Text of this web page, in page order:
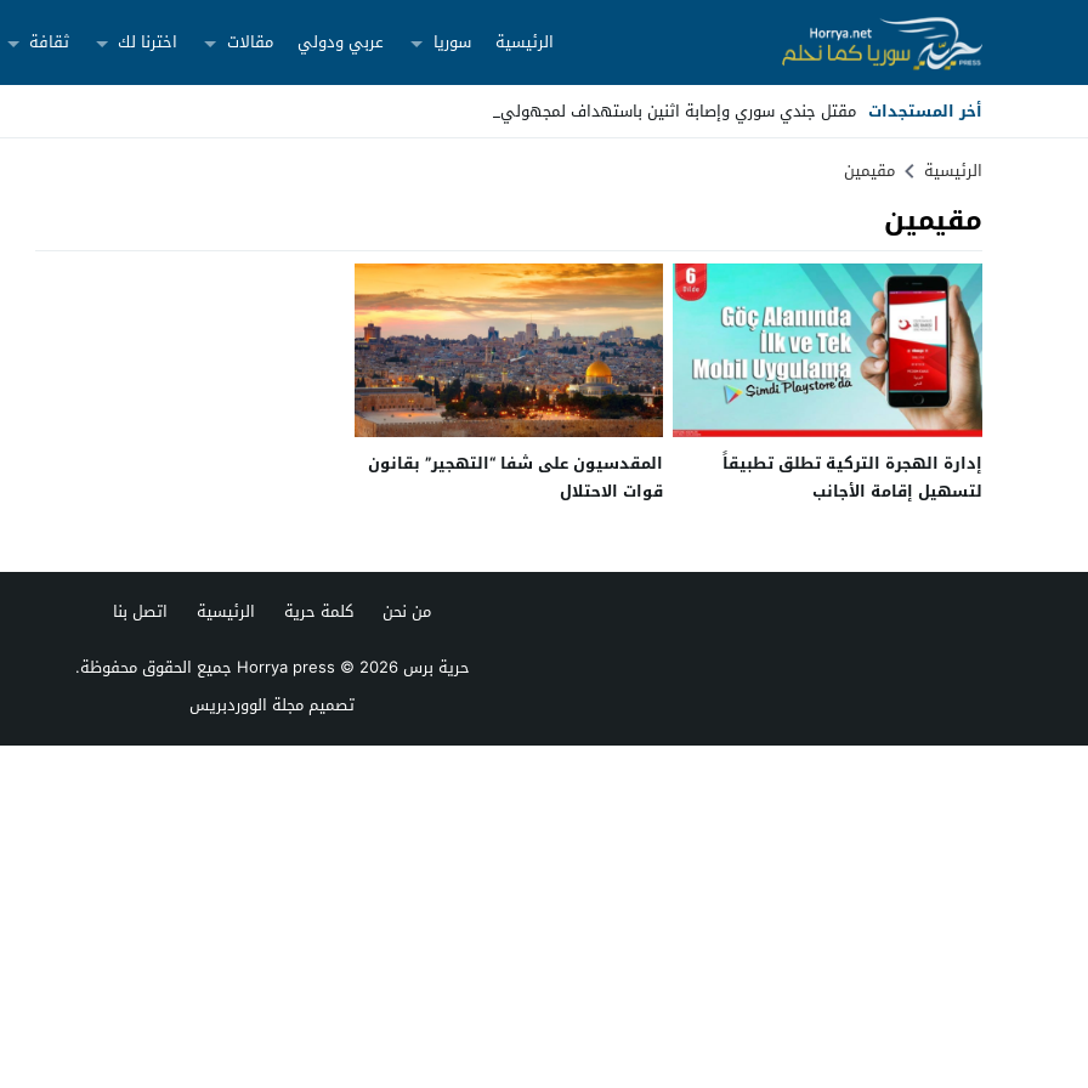
الرئيسية سوريا عربي ودولي مقالات اخترنا لك ثقافة
أخر المستجدات مقتل جندي سوري وإصابة اثنين باستهداف لمجهولين ش _
Stop
Next
الرئيسية مقيمين
مقيمين
إدارة الهجرة التركية تطلق تطبيقاً
لتسهيل إقامة الأجانب
المقدسيون على شفا “التهجير” بقانون
قوات الاحتلال
من نحن كلمة حرية الرئيسية
اتصل بنا
حرية برس Horrya press© 2026 جميع الحقوق محفوظة.
تصميممجلة الووردبريس